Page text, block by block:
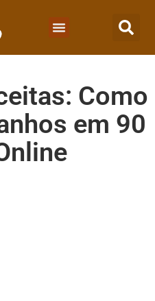
Como
em 90